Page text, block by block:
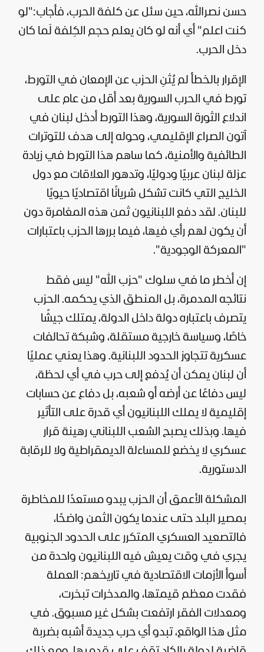
حسن نصرالله، حين سئل عن كلفة الحرب، فأجاب:"لو
كنت اعلم" أي أنه لو كان يعلم حجم الكِلفة لَما كان
دخل الحرب.
الإقرار بالخطأ لم يُثنِ الحزب عن الإمعان في التورط،
تورط في الحرب السورية بعد أقل من عام على
اندلاع الثورة السورية، وهذا التورط أدخل لبنان في
آتون الصراع الإقليمي، وحوله إلى هدف للتوترات
الطائفية والأمنية، كما ساهم هذا التورط في زيادة
عزلة لبنان عربيًا ودوليًا، وتدهور العلاقات مع دول
الخليج التي كانت تشكل شريانًا اقتصاديًا حيويًا
للبنان. لقد دفع اللبنانيون ثمن هذه المغامرة دون
أن يكون لهم رأي فيها، فيما بررها الحزب باعتبارات
"المعركة الوجودية".
إن أخطر ما في سلوك "حزب الله" ليس فقط
نتائجه المدمرة، بل المنطق الذي يحكمه. الحزب
يتصرف باعتباره دولة داخل الدولة، يمتلك جيشًا
خاصًا، وسياسة خارجية مستقلة، وشبكة تحالفات
عسكرية تتجاوز الحدود اللبنانية. وهذا يعني عمليًا
أن لبنان يمكن أن يُدفع إلى حرب في أي لحظة،
ليس دفاعًا عن أرضه أو شعبه، بل دفاع عن حسابات
إقليمية لا يملك اللبنانيون أي قدرة على التأثير
فيها. وبذلك يصبح الشعب اللبناني رهينة قرار
عسكري لا يخضع للمساءلة الديمقراطية ولا للرقابة
الدستورية.
المشكلة الأعمق أن الحزب يبدو مستعدًا للمخاطرة
بمصير البلد حتى عندما يكون الثمن واضحًا،
فالتصعيد العسكري المتكرر على الحدود الجنوبية
يجري في وقت يعيش فيه اللبنانيون واحدة من
أسوأ الأزمات الاقتصادية في تاريخهم: العملة
فقدت معظم قيمتها، والمدخرات تبخرت،
ومعدلات الفقر ارتفعت بشكل غير مسبوق. في
مثل هذا الواقع، تبدو أي حرب جديدة أشبه بضربة